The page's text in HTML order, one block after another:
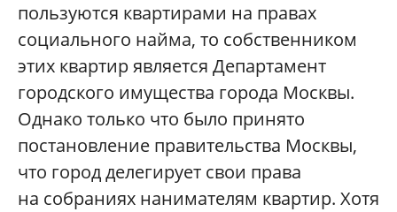
пользуются квартирами на правах
социального найма, то собственником
этих квартир является Департамент
городского имущества города Москвы.
Однако только что было принято
постановление правительства Москвы,
что город делегирует свои права
на собраниях нанимателям квартир. Хотя